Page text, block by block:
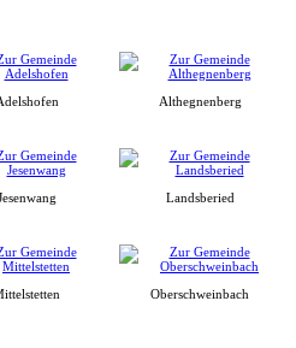
Althegnenberg
Landsberied
Oberschweinbach